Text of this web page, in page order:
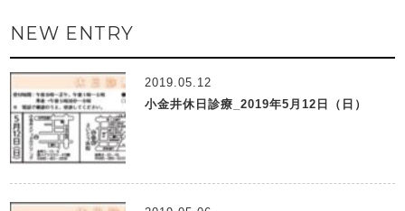
NEW ENTRY
2019.05.12
小金井休日診療_2019年5月12日（日）